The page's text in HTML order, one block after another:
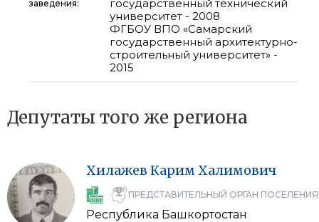
заведения:
государственный технический
университет - 2008
ФГБОУ ВПО «Самарский
государственный архитектурно-
строительный университет» -
2015
Депутаты того же региона
Хилажев Карим Халимович
ПРЕДСТАВИТЕЛЬНЫЙ ОРГАН ПОСЕЛЕНИЯ
Республика Башкортостан